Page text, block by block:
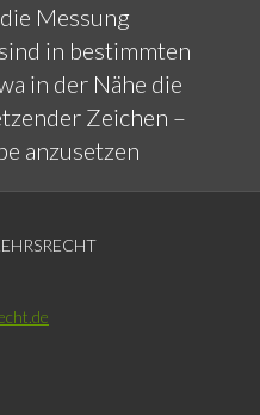
Messung
in bestimmten
in der Nähe die
Zeichen –
anzusetzen